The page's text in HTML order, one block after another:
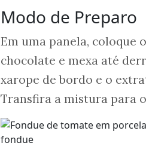
Modo de Preparo
Em uma panela, coloque
chocolate e mexa até
xarope de bordo e o
Transfira a mistura para